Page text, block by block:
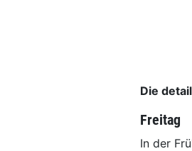
Die
Freitag
In der